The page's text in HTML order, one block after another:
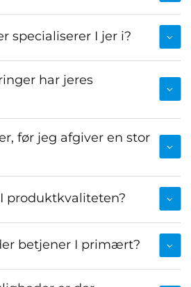
specialiserer I jer i?
har jeres
før jeg afgiver en stor
produktkvaliteten?
betjener I primært?